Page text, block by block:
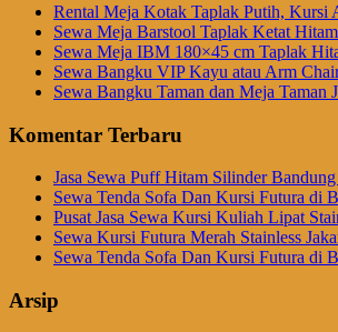
Rental Meja Kotak Taplak Putih, Kursi
Sewa Meja Barstool Taplak Ketat
Sewa Meja IBM 180×45 cm Taplak
Sewa Bangku VIP Kayu atau Arm
Sewa Bangku Taman dan Meja
Komentar Terbaru
Jasa Sewa Puff Hitam Silinder
Sewa Tenda Sofa Dan Kursi Futura di
Pusat Jasa Sewa Kursi Kuliah Lipat
Sewa Kursi Futura Merah Stainless
Sewa Tenda Sofa Dan Kursi Futura di
Arsip